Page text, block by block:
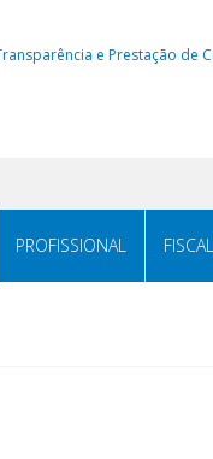
e Prestação de
PROFISSIONAL